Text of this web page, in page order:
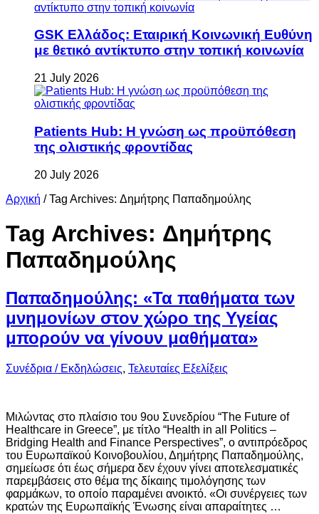
GSK Ελλάδος: Εταιρική Κοινωνική Ευθύνη
με θετικό αντίκτυπο στην τοπική κοινωνία
21 July 2026
Patients Hub: Η γνώση ως προϋπόθεση
της ολιστικής φροντίδας
20 July 2026
Αρχική / Tag Archives: Δημήτρης Παπαδημούλης
Tag Archives: Δημήτρης
Παπαδημούλης
Παπαδημούλης: «Τα παθήματα των
μνημονίων στον χώρο της Υγείας
μπορούν να γίνουν μαθήματα»
Συνέδρια / Εκδηλώσεις, Τελευταίες Εξελίξεις
Mιλώντας στο πλαίσιο του 9ου Συνεδρίου “The Future of
Healthcare in Greece”, με τίτλο “Health in all Politics –
Bridging Health and Finance Perspectives”, o αντιπρόεδρος
του Ευρωπαϊκού Κοινοβουλίου, Δημήτρης Παπαδημούλης,
σημείωσε ότι έως σήμερα δεν έχουν γίνει αποτελεσματικές
παρεμβάσεις στο θέμα της δίκαιης τιμολόγησης των
φαρμάκων, το οποίο παραμένει ανοικτό. «Οι συνέργειες των
κρατών της Ευρωπαϊκής Ένωσης είναι απαραίτητες …